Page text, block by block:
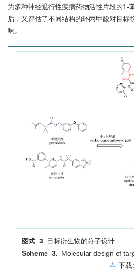
为多种神经退行性疾病药物活性片段的1-
后，又评估了不同结构的环丙甲酸对目标
响。
图式 3
目标衍生物的分子设计
Scheme 3.
Molecular design of
下载: